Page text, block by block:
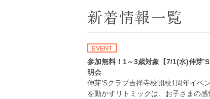
参加無料！1～3歳対象【7/1(水)伸芽
明会
伸芽’Sクラブ吉祥寺校開校1周年イベ
を動かすリトミックは、お子さまの